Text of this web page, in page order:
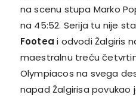
na scenu stupa Marko
na 45:52. Serija tu nije
Footea i odvodi Žalgiris
maestralnu treću
Olympiacos na svega
napad Žalgirisa povukao